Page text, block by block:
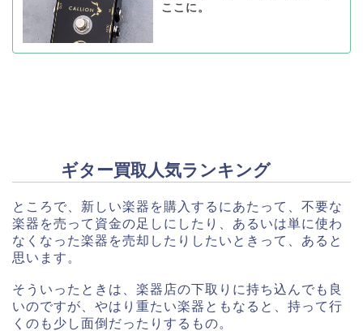
ここに。
ギター買取人気ランキング
ところで、新しい楽器を購入するにあたって、不要な
楽器を売って資金の足しにしたり、あるいは単に使わ
なくなった楽器を売却したりしたいときって、あると
思います。
そういったときは、楽器店の下取りに持ち込んでも良
いのですが、やはり重たい楽器ともなると、持って行
くのも少し面倒だったりするもの。